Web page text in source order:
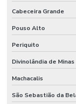
Cabeceira Grande
Pouso Alto
Periquito
Divinolândia de Minas
Machacalis
São Sebastião da